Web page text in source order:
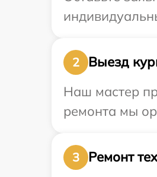
2
Выезд
Наш мастер
ремонта мы
3
Ремонт